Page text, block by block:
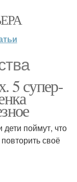
5 супер-
поймут, что
своё